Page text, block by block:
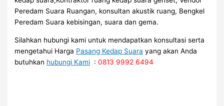
Peredam Suara Ruangan, konsultan akustik ruang, Bengkel
Peredam Suara kebisingan, suara dan gema.
Silahkan hubungi kami untuk mendapatkan konsultasi serta
mengetahui Harga Pasang Kedap Suara yang akan Anda
butuhkan hubungi Kami :0813 9992 6494